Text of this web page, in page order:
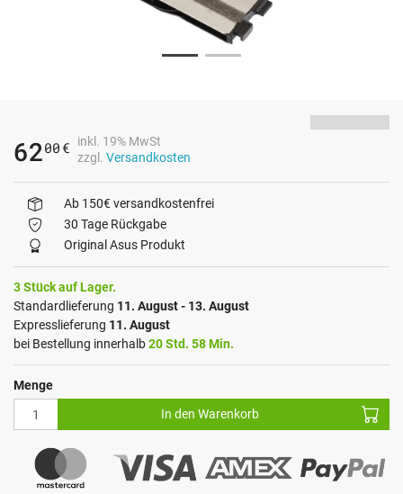
6200 €
inkl. 19% MwSt
zzgl. Versandkosten
Ab 150€ versandkostenfrei
30 Tage Rückgabe
Original Asus Produkt
3 Stück auf Lager.
Standardlieferung 11. August - 13. August
Expresslieferung 11. August
bei Bestellung innerhalb20 Std. 58 Min.
Menge
In den Warenkorb